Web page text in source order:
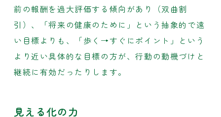
前の報酬を過大評価する傾向があり（双曲割
引）、「将来の健康のために」という抽象的で遠
い目標よりも、「歩く→すぐにポイント」という
より近い具体的な目標の方が、行動の動機づけと
継続に有効だったりします。
見える化の力